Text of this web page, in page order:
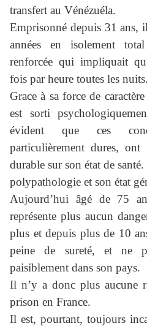
transfert au Vénézuéla.
Emprisonné depuis 31 ans,
années en isolement
renforcée qui impliquait
fois par heure toutes les nuits.
Grace à sa force de
est sorti
évident que ces
particulièrement dures,
durable sur son état de
polypathologie et son état
Aujourd’hui âgé de 75
représente plus aucun
plus et depuis plus de 10
peine de sureté, et ne
paisiblement dans son pays.
Il n’y a donc plus aucune
prison en France.
Il est, pourtant, toujours